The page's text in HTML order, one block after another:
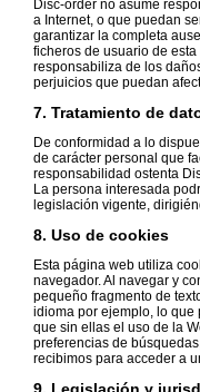
Disc-order no asume
a Internet, o que puedan
garantizar la completa
ficheros de usuario de
responsabiliza de los
perjuicios que puedan
7. Tratamiento de
De conformidad a lo
de carácter personal que
responsabilidad ostenta
La persona interesada
legislación vigente,
8. Uso de cookies
Esta página web utiliza
navegador. Al navegar y
pequeño fragmento de
idioma por ejemplo, lo que
que sin ellas el uso de la
preferencias de
recibimos para acceder a